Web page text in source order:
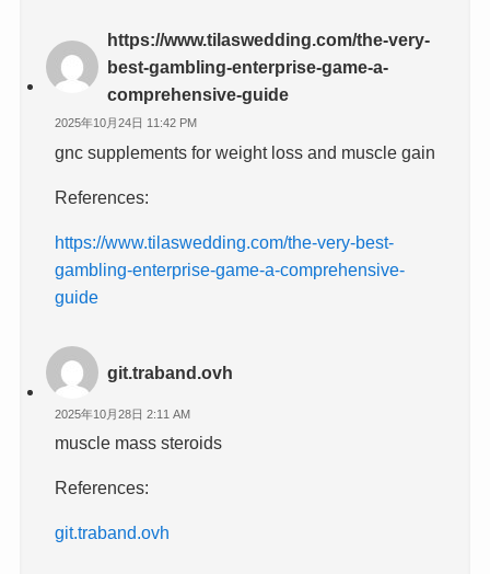
https://www.tilaswedding.com/the-very-
best-gambling-enterprise-game-a-
comprehensive-guide
2025年10月24日 11:42 PM
gnc supplements for weight loss and muscle gain
References:
https://www.tilaswedding.com/the-very-best-
gambling-enterprise-game-a-comprehensive-
guide
git.traband.ovh
2025年10月28日 2:11 AM
muscle mass steroids
References:
git.traband.ovh